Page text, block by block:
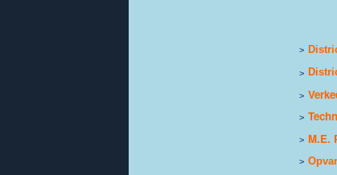
>
>
>
>
> M.E.
>